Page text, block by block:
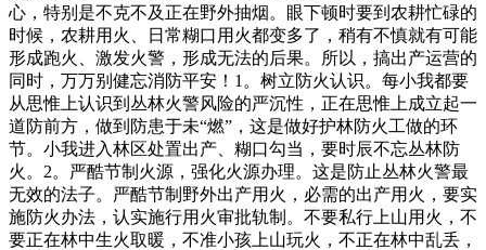
心，特别是不克不及正在野外抽烟。眼下顿时要到农耕忙碌的
时候，农耕用火、日常糊口用火都变多了，稍有不慎就有可能
形成跑火、激发火警，形成无法的后果。所以，搞出产运营的
同时，万万别健忘消防平安！1。树立防火认识。每小我都要
从思惟上认识到丛林火警风险的严沉性，正在思惟上成立起一
道防前方，做到防患于未“燃”，这是做好护林防火工做的环
节。小我进入林区处置出产、糊口勾当，要时辰不忘丛林防
火。2。严酷节制火源，强化火源办理。这是防止丛林火警最
无效的法子。严酷节制野外出产用火，必需的出产用火，要实
施防火办法，认实施行用火审批轨制。不要私行上山用火，不
要正在林中生火取暖，不准小孩上山玩火，不正在林中乱丢，